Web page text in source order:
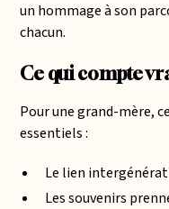
un hommage à son
chacun.
Ce qui compte
Pour une grand-mère,
essentiels :
Le lien
Les souvenirs